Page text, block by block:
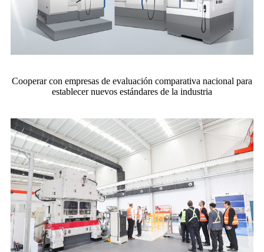
Cooperar con empresas de evaluación comparativa nacional para
establecer nuevos estándares de la industria